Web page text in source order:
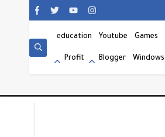
education Youtube Games
Profit Blogger Windows